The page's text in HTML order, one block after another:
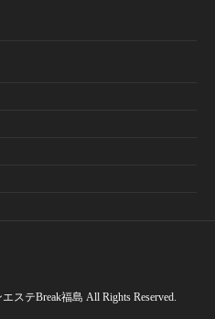
ステBreak福島 All Rights Reserved.